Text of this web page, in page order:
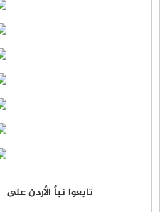
تابعوا نبأ الأردن على